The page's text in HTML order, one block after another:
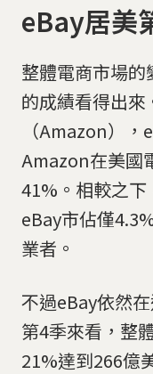
eBay居美
整體電商市場
的成績看得出
（Amazon）
Amazon在美國
41%。相較之下
eBay市佔僅
業者。
不過eBay依然
第4季來看，整
21%達到266億